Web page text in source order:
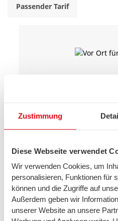
Zustimmung
Diese Webseite verwendet
Wir verwenden Cookies, um
personalisieren, Funktionen für
können und die Zugriffe auf
Außerdem geben wir
unserer Website an unsere
Passender Tarif
Kundencentern oder
„mein
FAQ rund um